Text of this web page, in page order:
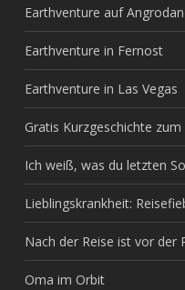
Earthventure auf Angrodan
Earthventure in Fernost
Earthventure in Las Vegas
Gratis Kurzgeschichte
Ich weiß, was du letzten
Lieblingskrankheit:
Nach der Reise ist vor der
Oma im Orbit